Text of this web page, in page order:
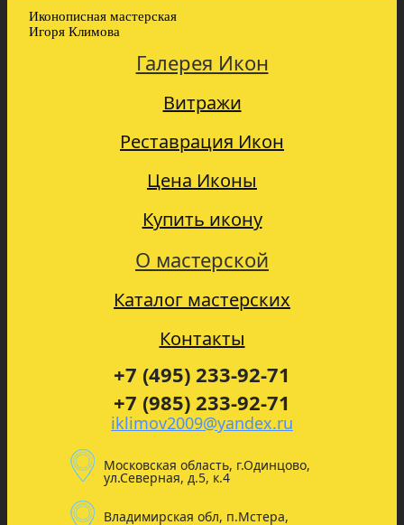
Иконописная мастерская
Игоря Климова
Галерея Икон
Витражи
Реставрация Икон
Цена Иконы
Купить икону
О мастерской
Каталог мастерских
Контакты
+7 (495) 233-92-71
+7 (985) 233-92-71
iklimov2009@yandex.ru
Московская область, г.Одинцово,
ул.Северная, д.5, к.4
Владимирская обл, п.Мстера,